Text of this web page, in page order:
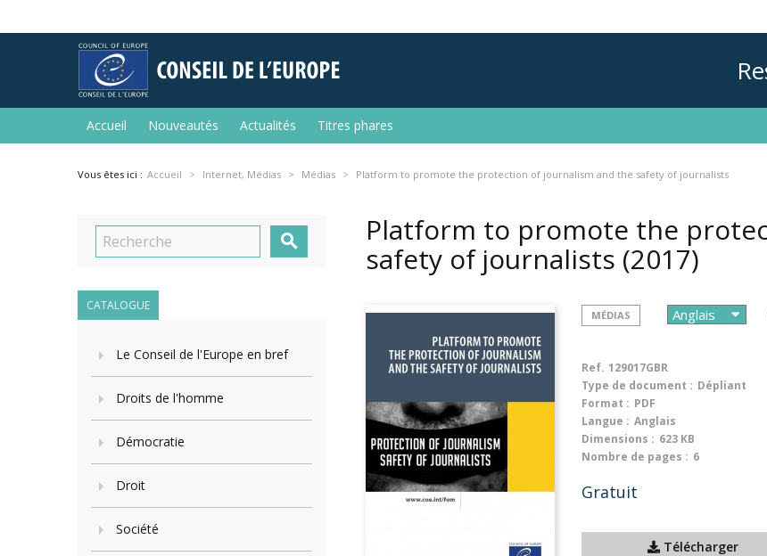
Accueil Nouveautés Actualités Titres phares
Vous êtes ici : Accueil Internet, Médias Médias Platform to promote the protection of journalism and the safety of journalists

CATALOGUE
Le Conseil de l'Europe en bref
Droits de l'homme
Démocratie
Droit
Société
Platform to promote the
safety of journalists (2017)
MÉDIAS
Ref. 129017GBR
Type de document : Dépliant
Format : PDF
Langue : Anglais
Dimensions : 623 KB
Nombre de pages : 6
Gratuit
Télécharger